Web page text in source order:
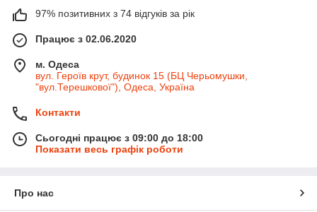
97% позитивних з 74 відгуків за рік
Працює з 02.06.2020
м. Одеса
вул. Героїв крут, будинок 15 (БЦ Черьомушки,
"вул.Терешкової"), Одеса, Україна
Контакти
Сьогодні працює з 09:00 до 18:00
Показати весь графік роботи
Про нас